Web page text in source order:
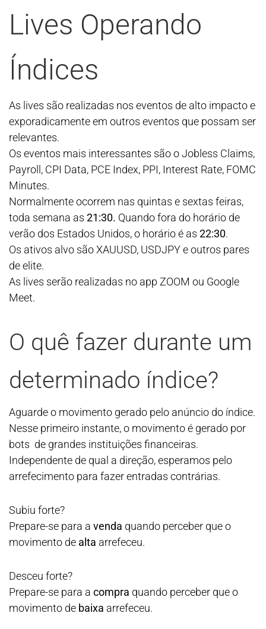
Lives Operando
Índices
As lives são realizadas nos eventos de alto impacto e
exporadicamente em outros eventos que possam ser
relevantes.
Os eventos mais interessantes são o Jobless Claims,
Payroll, CPI Data, PCE Index, PPI, Interest Rate, FOMC
Minutes.
Normalmente ocorrem nas quintas e sextas feiras,
toda semana as 21:30. Quando fora do horário de
verão dos Estados Unidos, o horário é as 22:30.
Os ativos alvo são XAUUSD, USDJPY e outros pares
de elite.
As lives serão realizadas no app ZOOM ou Google
Meet.
O quê fazer durante um
determinado índice?
Aguarde o movimento gerado pelo anúncio do índice.
Nesse primeiro instante, o movimento é gerado por
bots de grandes instituições financeiras.
Independente de qual a direção, esperamos pelo
arrefecimento para fazer entradas contrárias.
Subiu forte?
Prepare-se para a venda quando perceber que o
movimento de alta arrefeceu.
Desceu forte?
Prepare-se para a compra quando perceber que o
movimento de baixa arrefeceu.